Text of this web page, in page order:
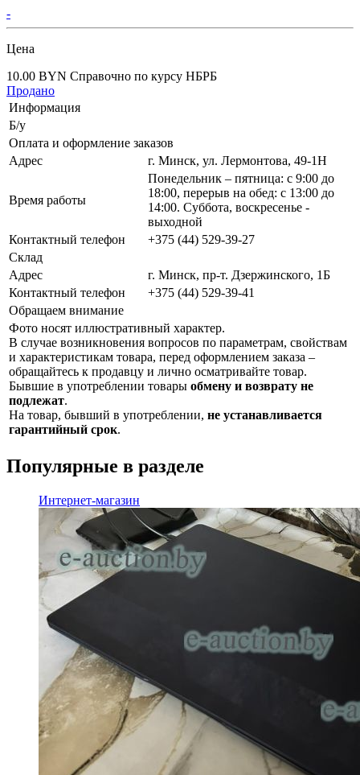
-
Цена
10.00 BYN Справочно по курсу НБРБ
Продано
Информация
Б/у
Оплата и оформление заказов
Адрес
г. Минск, ул. Лермонтова, 49-1Н
Время работы
Понедельник – пятница: с 9:00 до
18:00, перерыв на обед: с 13:00 до
14:00. Суббота, воскресенье -
выходной
Контактный телефон
+375 (44) 529-39-27
Склад
Адрес
г. Минск, пр-т. Дзержинского, 1Б
Контактный телефон
+375 (44) 529-39-41
Обращаем внимание
Фото носят иллюстративный характер.
В случае возникновения вопросов по параметрам, свойствам
и характеристикам товара, перед оформлением заказа –
обращайтесь к продавцу и лично осматривайте товар.
Бывшие в употреблении товары обмену и возврату не
подлежат.
На товар, бывший в употреблении, не устанавливается
гарантийный срок.
Популярные в разделе
Интернет-магазин